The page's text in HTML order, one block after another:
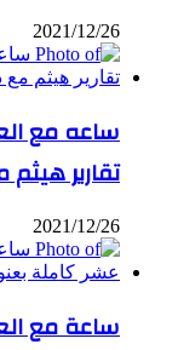
2021/12/26
ساعه مع
تقارير
2021/12/26
ساعة مع